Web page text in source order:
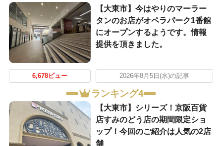
【大東市】今はやりのマーラー
タンのお店がオペラパーク1番館
にオープンするようです。情報
提供を頂きました。
6,678ビュー 2026年8月5日(水)の記事
ランキング4
【大東市】シリーズ！京阪百貨
店すみのどう店の期間限定ショ
ップ！今回のご紹介は人気の2店
舗